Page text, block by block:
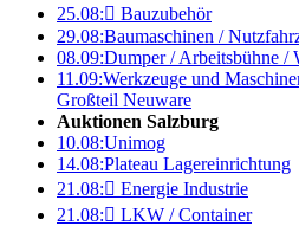
25.08: Bauzubehör
29.08:Baumaschinen /
08.09:Dumper / Arbeitsbühne /
11.09:Werkzeuge und
Großteil Neuware
Auktionen Salzburg
10.08:Unimog
14.08:Plateau Lagereinrichtung
21.08: Energie Industrie
21.08: LKW / Container